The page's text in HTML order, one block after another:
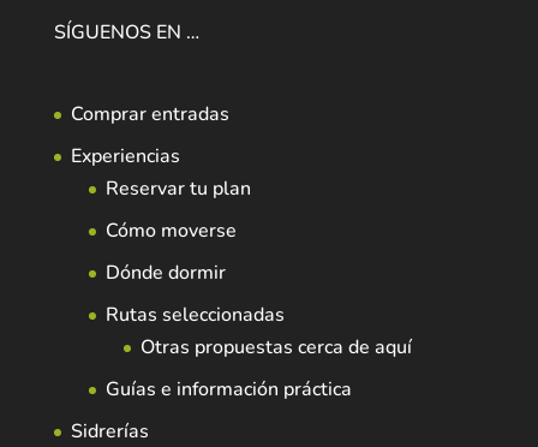
SÍGUENOS EN …
Comprar entradas
Experiencias
Reservar tu plan
Cómo moverse
Dónde dormir
Rutas seleccionadas
Otras propuestas cerca de aquí
Guías e información práctica
Sidrerías